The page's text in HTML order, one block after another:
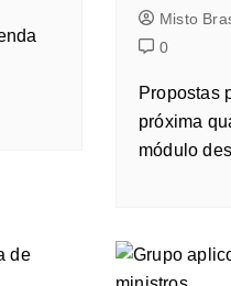
Misto
0
Propostas
próxima
módulo